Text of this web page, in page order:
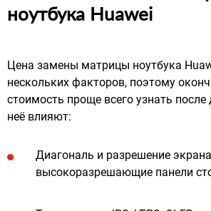
ноутбука Huawei
Цена замены матрицы ноутбука
нескольких факторов, поэтому
стоимость проще всего узнать после
неё влияют:
Диагональ и разрешение
высокоразрешающие панели